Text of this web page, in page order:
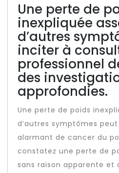
Une perte de
inexpliquée
d’autres
inciter à
professionnel
des
approfondies.
Une perte de poids
d’autres symptômes
alarmant de cancer du
constatez une perte de
sans raison apparente et